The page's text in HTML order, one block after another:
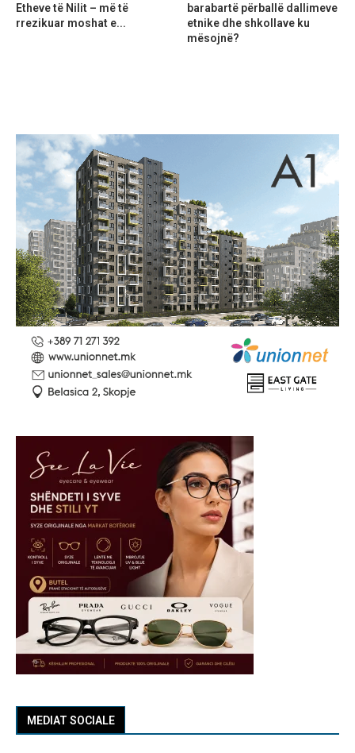
MEDIAT SOCIALE
Etheve të Nilit – më të
rrezikuar moshat e...
barabartë përballë dallimeve
etnike dhe shkollave ku
mësojnë?